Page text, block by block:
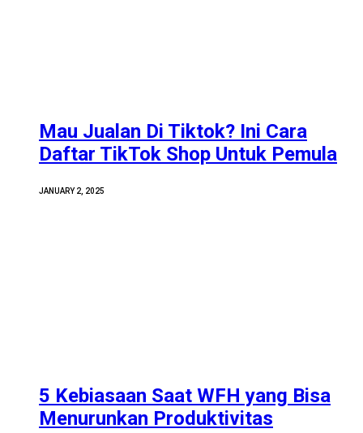
Mau Jualan Di Tiktok? Ini Cara
Daftar TikTok Shop Untuk Pemula
JANUARY 2, 2025
5 Kebiasaan Saat WFH yang Bisa
Menurunkan Produktivitas